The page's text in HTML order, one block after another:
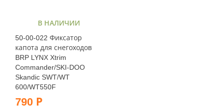
В НАЛИЧИИ
50-00-022 Фиксатор
капота для снегоходов
BRP LYNX Xtrim
Commander/SKI-DOO
Skandic SWT/WT
600/WT550F
790 Р